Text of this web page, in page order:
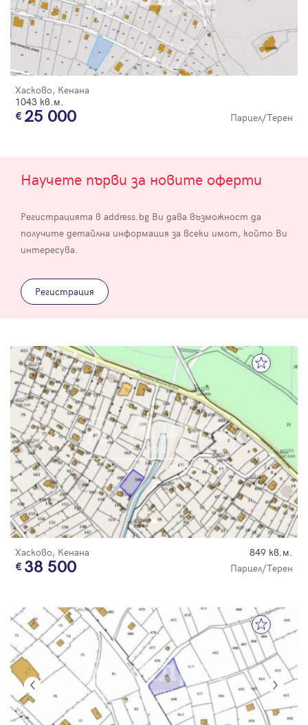
Хасково, Кенана
1043 кв.м.
25 000 Парцел/Терен
Научете първи за новите оферти
Регистрацията в address.bg Ви дава възможност да
получите детайлна информация за всеки имот, който Ви
интересува.
Регистрация
Хасково, Кенана 849 кв.м.
38 500 Парцел/Терен